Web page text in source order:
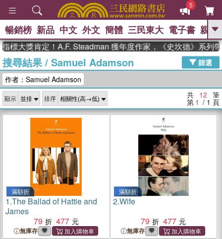
5
GO
熱搜： 東野圭吾 The Odyssey 、
父親節 、 花開錦繡 、 暑期推薦 、
女孩：黎曼猜想 、 偉大的迷走神經
、 臺灣漫遊錄
暢銷榜 新品 中文 外文 簡體 三民東大 電子書 親子
大獎肯定！A.F. Steadman 獲年度作家，《史坎德》系列帶
搜尋結果/ Samuel Adamson
篩選
作者：Samuel Adamson
顯示 排序 共 12 筆
第 1 / 1 頁
滿額折
1.The Ballad of Hattie and
James
79
477
無庫存
滿額折
2.Wife
79
477
無庫存